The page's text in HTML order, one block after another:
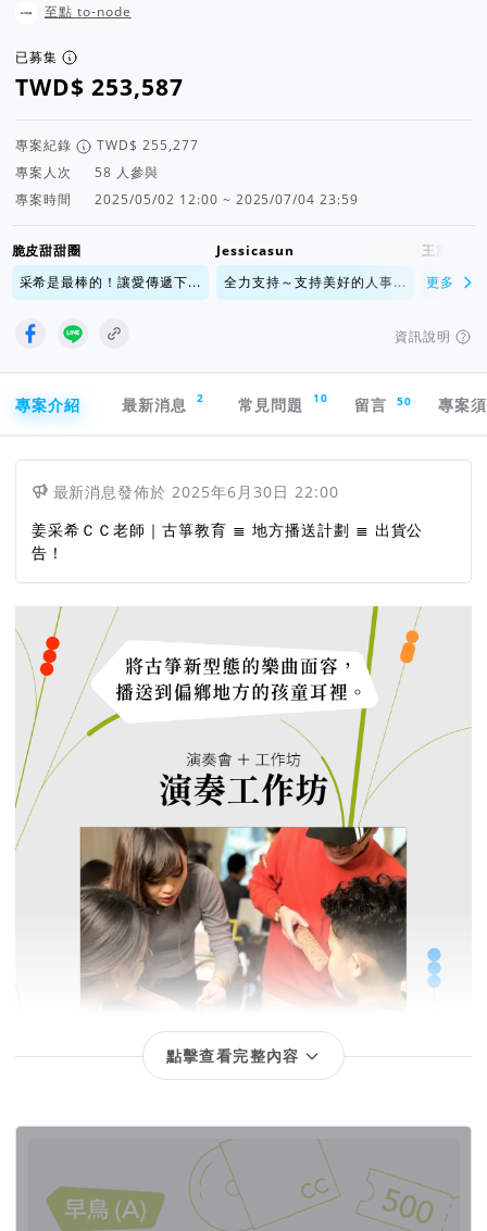
至點 to-node
已募集
專案紀錄
專案人次
人參與
專案時間
2025/05/02 12:00 ~ 2025/07/04 23:59
脆皮甜甜圈
采希是最棒的！讓愛傳遞下...
Jessicasun
全力支持～支持美好的人事...
王宸齊
全力支
更多
資訊說明
專案介紹
最新消息 2 常見問題 10 留言 50 專案
最新消息發佈於 2025年6月30日 22:00
姜采希ＣＣ老師｜古箏教育 ≣ 地方播送計劃 ≣ 出貨公
告！
點擊查看完整內容